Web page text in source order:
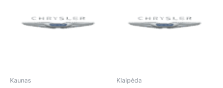
Kaunas Klaipėda